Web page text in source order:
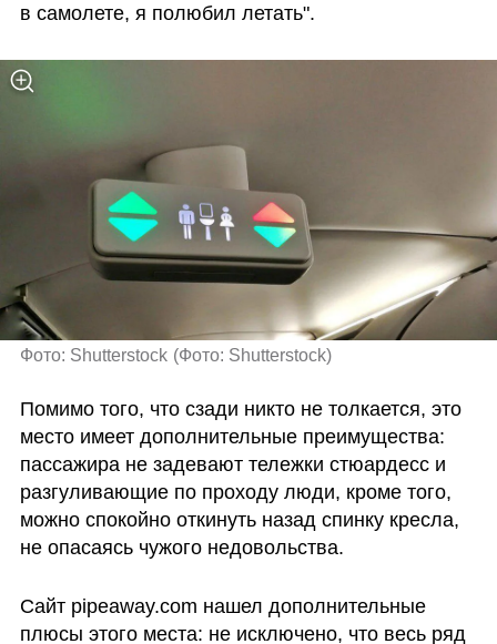
в самолете, я полюбил летать".
Фото: Shutterstock (Фото: Shutterstock)
Помимо того, что сзади никто не толкается, это
место имеет дополнительные преимущества:
пассажира не задевают тележки стюардесс и
разгуливающие по проходу люди, кроме того,
можно спокойно откинуть назад спинку кресла,
не опасаясь чужого недовольства.
Сайт pipeaway.com нашел дополнительные
плюсы этого места: не исключено, что весь ряд